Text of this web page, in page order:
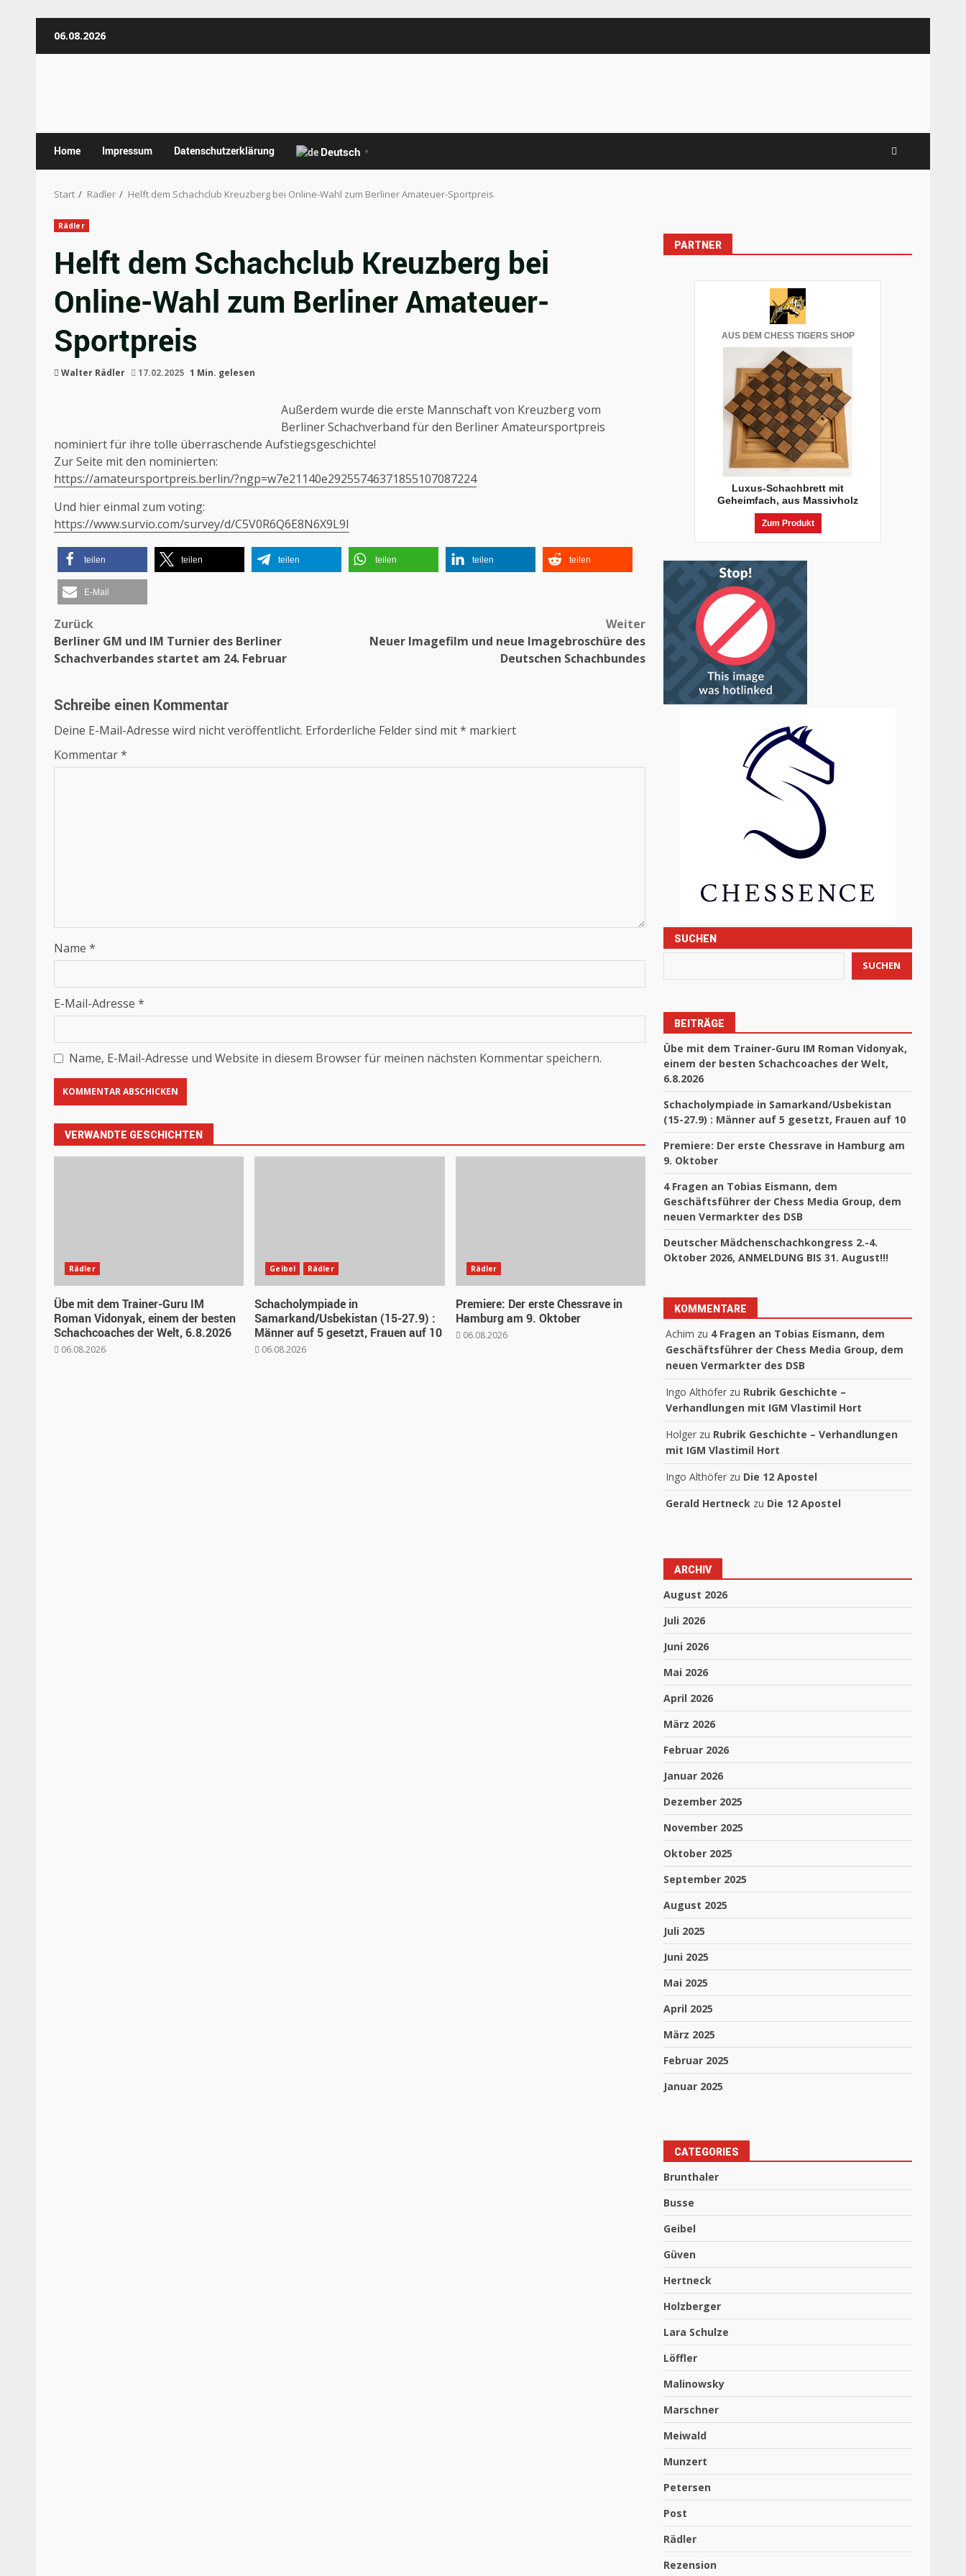
Inhalt06.08.2026
Home Impressum Datenschutzerklärung Deutsch ▼
Start Rädler Helft dem Schachclub Kreuzberg bei Online-Wahl zum Berliner Amateuer-Sportpreis
Rädler
Helft dem Schachclub Kreuzberg bei
Online-Wahl zum Berliner Amateuer-
Sportpreis
Walter Rädler 17.02.2025 1 Min. gelesen
Außerdem wurde die erste Mannschaft von Kreuzberg vom
Berliner Schachverband für den Berliner Amateursportpreis
nominiert für ihre tolle überraschende Aufstiegsgeschichte!
Zur Seite mit den nominierten:
https://amateursportpreis.berlin/?ngp=w7e21140e29255746371855107087224
Und hier einmal zum voting:
https://www.survio.com/survey/d/C5V0R6Q6E8N6X9L9I
teilen teilen teilen teilen teilen teilen
E-Mail
Beitragsnavigation
Zurück
Berliner GM und IM Turnier des Berliner
Schachverbandes startet am 24. Februar
Weiter
Neuer Imagefilm und neue Imagebroschüre des
Deutschen Schachbundes
Schreibe einen Kommentar
Deine E-Mail-Adresse wird nicht veröffentlicht. Erforderliche Felder sind mit* markiert
Kommentar*
Name *
E-Mail-Adresse *
Name, E-Mail-Adresse und Website in diesem Browser für meinen nächsten Kommentar speichern.
VERWANDTE GESCHICHTEN
Rädler
Übe mit dem Trainer-Guru IM
Roman Vidonyak, einem der besten
Schachcoaches der Welt, 6.8.2026
06.08.2026
Geibel Rädler
Schacholympiade in
Samarkand/Usbekistan (15-27.9) :
Männer auf 5 gesetzt, Frauen auf 10
06.08.2026
Rädler
Premiere: Der erste Chessrave in
Hamburg am 9. Oktober
06.08.2026
PARTNER
AUS DEM CHESS TIGERS SHOP
Luxus-Schachbrett mit
Geheimfach, aus Massivholz
Zum Produkt
SUCHEN
SUCHEN
BEITRÄGE
Übe mit dem Trainer-Guru IM Roman Vidonyak,
einem der besten Schachcoaches der Welt,
6.8.2026
Schacholympiade in Samarkand/Usbekistan
(15-27.9) : Männer auf 5 gesetzt, Frauen auf 10
Premiere: Der erste Chessrave in Hamburg am
9. Oktober
4 Fragen an Tobias Eismann, dem
Geschäftsführer der Chess Media Group, dem
neuen Vermarkter des DSB
Deutscher Mädchenschachkongress 2.-4.
Oktober 2026, ANMELDUNG BIS 31. August!!!
KOMMENTARE
Achim zu 4 Fragen an Tobias Eismann, dem
Geschäftsführer der Chess Media Group, dem
neuen Vermarkter des DSB
Ingo Althöfer zu Rubrik Geschichte –
Verhandlungen mit IGM Vlastimil Hort
Holger zu Rubrik Geschichte – Verhandlungen
mit IGM Vlastimil Hort
Ingo Althöfer zu Die 12 Apostel
Gerald Hertneck zu Die 12 Apostel
ARCHIV
August 2026
Juli 2026
Juni 2026
Mai 2026
April 2026
März 2026
Februar 2026
Januar 2026
Dezember 2025
November 2025
Oktober 2025
September 2025
August 2025
Juli 2025
Juni 2025
Mai 2025
April 2025
März 2025
Februar 2025
Januar 2025
CATEGORIES
Brunthaler
Busse
Geibel
Güven
Hertneck
Holzberger
Lara Schulze
Löffler
Malinowsky
Marschner
Meiwald
Munzert
Petersen
Post
Rädler
Rezension